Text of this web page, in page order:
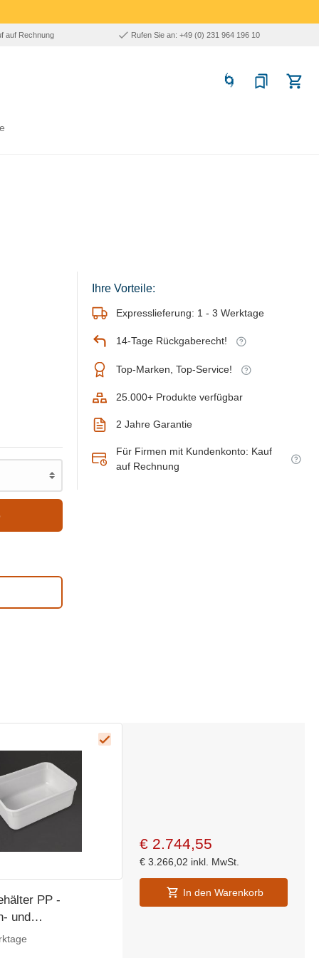
auf Rechnung Rufen Sie an: +49 (0) 231 964 196 10
Ihre Vorteile:
Expresslieferung: 1 - 3 Werktage
14-Tage Rückgaberecht!
Top-Marken, Top-Service!
25.000+ Produkte verfügbar
2 Jahre Garantie
Für Firmen mit Kundenkonto: Kauf
auf Rechnung
PP -
und
- 2 Liter - 20
€ 2.744,55
€ 3.266,02 inkl. MwSt.
In den Warenkorb